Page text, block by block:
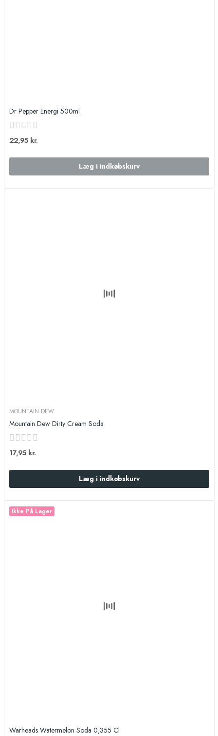
Dr Pepper Energi 500ml
22,95 kr.
Læg i indkøbskurv
MOUNTAIN DEW
Mountain Dew Dirty Cream Soda
17,95 kr.
Læg i indkøbskurv
Ikke På Lager
Warheads Watermelon Soda 0,355 Cl